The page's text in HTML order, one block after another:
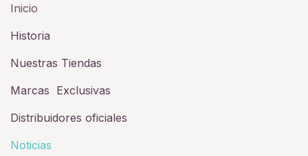
Inicio
Historia​
Nuestras Tiendas
Marcas Exclusivas
Distribuidores oficiales
Noticias